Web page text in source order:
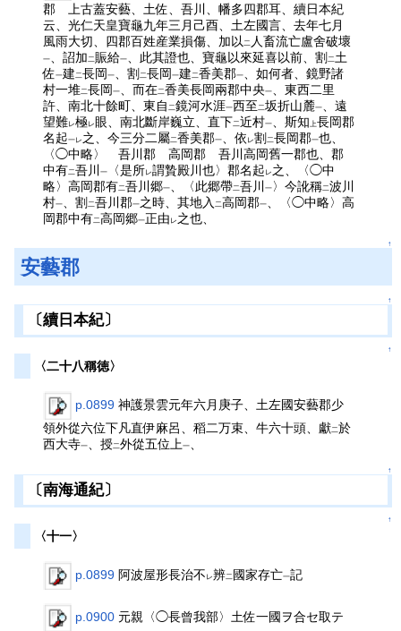
郡 上古蓋安藝、土佐、吾川、幡多四郡耳、續日本紀
云、光仁天皇寶龜九年三月己酉、土左國言、去年七月
風雨大切、四郡百姓産業損傷、加以 二 人畜流亡盧舍破壞
一 、詔加 二 賑給一 、此其證也、寶龜以來延喜以前、割 二 土
佐一建 二長岡一 、割 二長岡一建 二香美郡一
、如何者、鏡野諸
村一堆二長岡一 、而在二香美長岡兩郡中央一
、東西二里
許、南北十餘町、東自 二鏡河水涯一西至 二坂折山麓一
、遠
望難レ極レ 眼、南北斷岸巍立、直下二近村一 、斯知 上長岡郡
名起一レ 之、今三分二屬二香美郡一 、依 レ割 二長岡郡一也、
〈◯中略〉 吾川郡 高岡郡 吾川高岡舊一郡也、郡
中有二吾川一 〈是所レ謂贄殿川也〉郡名起 レ 之、〈◯中
略〉高岡郡有二吾川郷一 、〈此郷帶二吾川一 〉今訛稱二波川
村一 、割 二吾川郡一之時、其地入 二高岡郡一
、〈◯中略〉高
岡郡中有二高岡郷一正由 レ 之也、
↑
安藝郡
↑
〔續日本紀〕
↑
〈二十八稱徳〉
p.0899 神護景雲元年六月庚子、土左國安藝郡少
領外從六位下凡直伊麻呂、稻二万束、牛六十頭、獻二於
西大寺一、授二外從五位上一、
↑
〔南海通紀〕
↑
〈十一〉
p.0899 阿波屋形長治不 レ辨二國家存亡一記
p.0900 元親〈◯長曾我部〉土佐一國ヲ合セ取テ